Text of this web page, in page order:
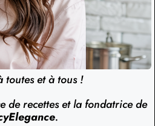
toutes et à tous !
de recettes et la fondatrice de
.